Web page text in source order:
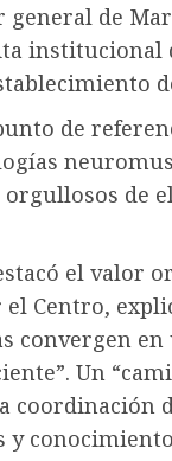
de
institucional
de
de
el valor
Centro,
convergen
Un
coordinación